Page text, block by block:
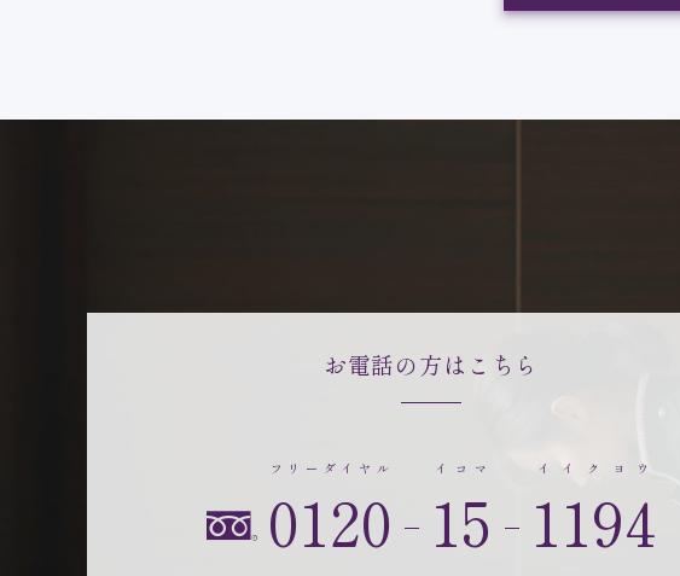
お電話の方はこちら
0120
フリーダイヤル
15
イコマ
1194
イイクヨウ